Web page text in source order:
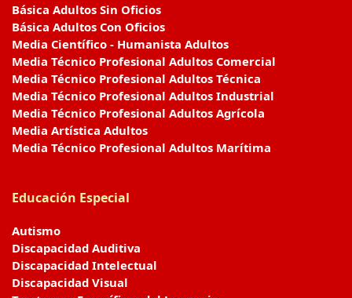
Básica Adultos Sin Oficios
Básica Adultos Con Oficios
Media Científico - Humanista Adultos
Media Técnico Profesional Adultos Comercial
Media Técnico Profesional Adultos Técnica
Media Técnico Profesional Adultos Industrial
Media Técnico Profesional Adultos Agrícola
Media Artística Adultos
Media Técnico Profesional Adultos Marítima
Educación Especial
Autismo
Discapacidad Auditiva
Discapacidad Intelectual
Discapacidad Visual